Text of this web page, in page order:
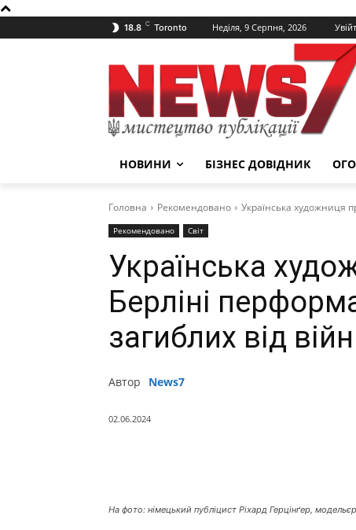
18.8 C Toronto Неділя, 9 Серпня, 2026
НОВИНИ БІЗНЕС ДОВІДНИК
Головна Рекомендовано Українська художниця
Рекомендовано Світ
Українська
Берліні
загиблих від
Автор News7
02.06.2024
На фото: німецький публіцист Ріхард Герцінґер,